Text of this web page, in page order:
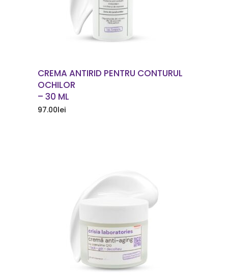
CREMA ANTIRID PENTRU CONTURUL
OCHILOR
– 30 ML
97.00lei
COMANDA ACUM